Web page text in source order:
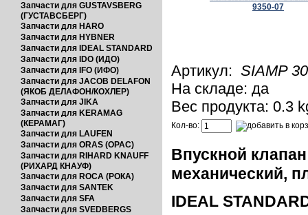
Запчасти для GUSTAVSBERG
(ГУСТАВСБЕРГ)
Запчасти для HARO
Запчасти для HYBNER
Запчасти для IDEAL STANDARD
Запчасти для IDO (ИДО)
Запчасти для IFO (ИФО)
Запчасти для JACOB DELAFON
(ЯКОБ ДЕЛАФОН/КОХЛЕР)
Запчасти для JIKA
Запчасти для KERAMAG
(КЕРАМАГ)
Запчасти для LAUFEN
Запчасти для ORAS (ОРАС)
Запчасти для RIHARD KNAUFF
(РИХАРД КНАУФ)
Запчасти для ROCA (РОКА)
Запчасти для SANTEK
Запчасти для SFA
Запчасти для SVEDBERGS
Артикул: SIAMP
На складе: да
Вес продукта: 0.3
Кол-во:
Впускной
механический,
IDEAL